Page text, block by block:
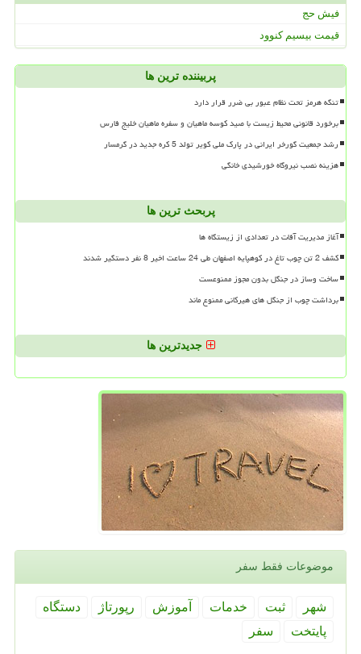
فیش حج
قیمت بیسیم کنوود
پربیننده ترین ها
تنگه هرمز تحت نظام عبور بی ضرر قرار دارد
برخورد قانونی محیط زیست با صید کوسه ماهیان و سفره ماهیان خلیج فارس
رشد جمعیت گورخر ایرانی در پارک ملی کویر تولد 5 کره جدید در گرمسار
هزینه نصب نیروگاه خورشیدی خانگی
پربحث ترین ها
آغاز مدیریت آفات در تعدادی از زیستگاه ها
کشف 2 تن چوب تاغ در کوهپایه اصفهان طی 24 ساعت اخیر 8 نفر دستگیر شدند
ساخت وساز در جنگل بدون مجوز ممنوعست
برداشت چوب از جنگل های هیرکانی ممنوع ماند
جدیدترین ها
موضوعات فقط سفر
شهر ثبت خدمات آموزش رپورتاژ
دستگاه
پایتخت
سفر